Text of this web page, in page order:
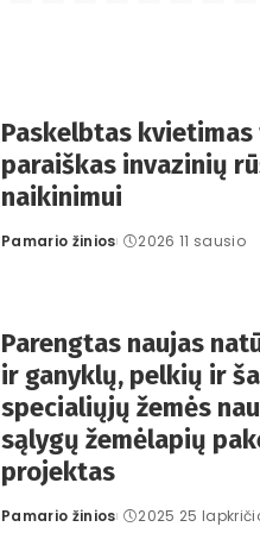
Paskelbtas
paraiškas invazinių
naikinimui
Posted
Pamario žinios 2026 11 sausio
Parengtas naujas
ir ganyklų, pelkių ir
specialiųjų žemės
sąlygų žemėlapių
projektas
Posted
Pamario žinios 2025 25